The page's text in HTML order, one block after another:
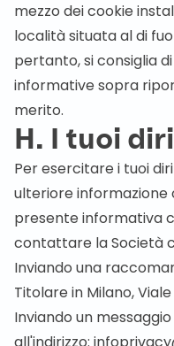
mezzo dei cookie
località situata al di
pertanto, si consiglia
informative sopra
merito.
H. I tuoi
Per esercitare i tuoi
ulteriore informazione
presente informativa
contattare la Società
Inviando una
Titolare in Milano, Viale
Inviando un